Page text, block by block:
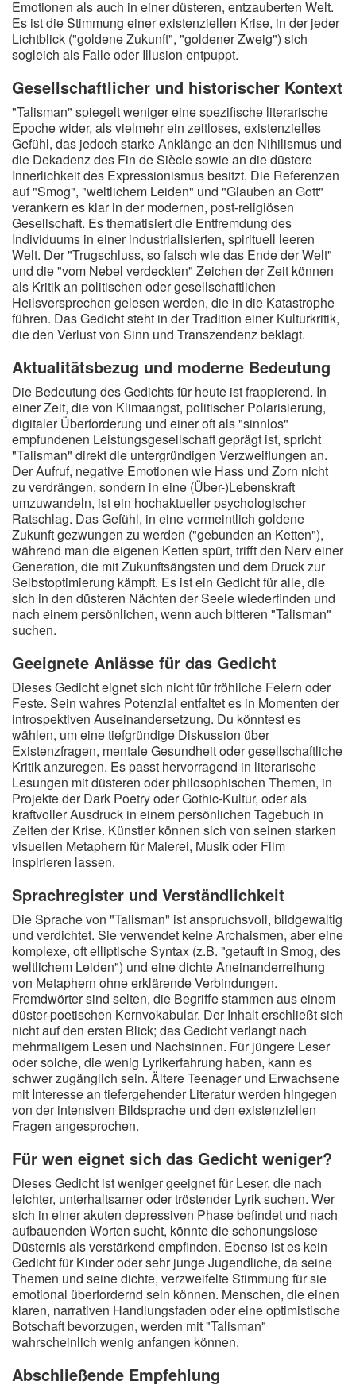
Emotionen als auch in einer düsteren, entzauberten Welt.
Es ist die Stimmung einer existenziellen Krise, in der jeder
Lichtblick ("goldene Zukunft", "goldener Zweig") sich
sogleich als Falle oder Illusion entpuppt.
Gesellschaftlicher und historischer Kontext
"Talisman" spiegelt weniger eine spezifische literarische
Epoche wider, als vielmehr ein zeitloses, existenzielles
Gefühl, das jedoch starke Anklänge an den Nihilismus und
die Dekadenz des Fin de Siècle sowie an die düstere
Innerlichkeit des Expressionismus besitzt. Die Referenzen
auf "Smog", "weltlichem Leiden" und "Glauben an Gott"
verankern es klar in der modernen, post-religiösen
Gesellschaft. Es thematisiert die Entfremdung des
Individuums in einer industrialisierten, spirituell leeren
Welt. Der "Trugschluss, so falsch wie das Ende der Welt"
und die "vom Nebel verdeckten" Zeichen der Zeit können
als Kritik an politischen oder gesellschaftlichen
Heilsversprechen gelesen werden, die in die Katastrophe
führen. Das Gedicht steht in der Tradition einer Kulturkritik,
die den Verlust von Sinn und Transzendenz beklagt.
Aktualitätsbezug und moderne Bedeutung
Die Bedeutung des Gedichts für heute ist frappierend. In
einer Zeit, die von Klimaangst, politischer Polarisierung,
digitaler Überforderung und einer oft als "sinnlos"
empfundenen Leistungsgesellschaft geprägt ist, spricht
"Talisman" direkt die untergründigen Verzweiflungen an.
Der Aufruf, negative Emotionen wie Hass und Zorn nicht
zu verdrängen, sondern in eine (Über-)Lebenskraft
umzuwandeln, ist ein hochaktueller psychologischer
Ratschlag. Das Gefühl, in eine vermeintlich goldene
Zukunft gezwungen zu werden ("gebunden an Ketten"),
während man die eigenen Ketten spürt, trifft den Nerv einer
Generation, die mit Zukunftsängsten und dem Druck zur
Selbstoptimierung kämpft. Es ist ein Gedicht für alle, die
sich in den düsteren Nächten der Seele wiederfinden und
nach einem persönlichen, wenn auch bitteren "Talisman"
suchen.
Geeignete Anlässe für das Gedicht
Dieses Gedicht eignet sich nicht für fröhliche Feiern oder
Feste. Sein wahres Potenzial entfaltet es in Momenten der
introspektiven Auseinandersetzung. Du könntest es
wählen, um eine tiefgründige Diskussion über
Existenzfragen, mentale Gesundheit oder gesellschaftliche
Kritik anzuregen. Es passt hervorragend in literarische
Lesungen mit düsteren oder philosophischen Themen, in
Projekte der Dark Poetry oder Gothic-Kultur, oder als
kraftvoller Ausdruck in einem persönlichen Tagebuch in
Zeiten der Krise. Künstler können sich von seinen starken
visuellen Metaphern für Malerei, Musik oder Film
inspirieren lassen.
Sprachregister und Verständlichkeit
Die Sprache von "Talisman" ist anspruchsvoll, bildgewaltig
und verdichtet. Sie verwendet keine Archaismen, aber eine
komplexe, oft elliptische Syntax (z.B. "getauft in Smog, des
weltlichem Leiden") und eine dichte Aneinanderreihung
von Metaphern ohne erklärende Verbindungen.
Fremdwörter sind selten, die Begriffe stammen aus einem
düster-poetischen Kernvokabular. Der Inhalt erschließt sich
nicht auf den ersten Blick; das Gedicht verlangt nach
mehrmaligem Lesen und Nachsinnen. Für jüngere Leser
oder solche, die wenig Lyrikerfahrung haben, kann es
schwer zugänglich sein. Ältere Teenager und Erwachsene
mit Interesse an tiefergehender Literatur werden hingegen
von der intensiven Bildsprache und den existenziellen
Fragen angesprochen.
Für wen eignet sich das Gedicht weniger?
Dieses Gedicht ist weniger geeignet für Leser, die nach
leichter, unterhaltsamer oder tröstender Lyrik suchen. Wer
sich in einer akuten depressiven Phase befindet und nach
aufbauenden Worten sucht, könnte die schonungslose
Düsternis als verstärkend empfinden. Ebenso ist es kein
Gedicht für Kinder oder sehr junge Jugendliche, da seine
Themen und seine dichte, verzweifelte Stimmung für sie
emotional überfordernd sein können. Menschen, die einen
klaren, narrativen Handlungsfaden oder eine optimistische
Botschaft bevorzugen, werden mit "Talisman"
wahrscheinlich wenig anfangen können.
Abschließende Empfehlung